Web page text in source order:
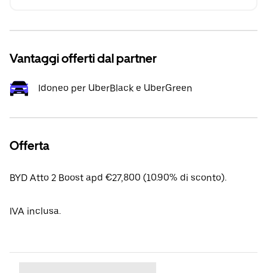
Vantaggi offerti dal partner
Idoneo per UberBlack e UberGreen
Offerta
BYD Atto 2 Boost apd €27,800 (10.90% di sconto).
IVA inclusa.